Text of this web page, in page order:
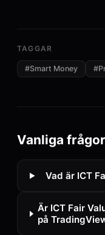
TAGGAR
#Smart Money #
Vanliga frågor
Vad är ICT
Är ICT Fair
på